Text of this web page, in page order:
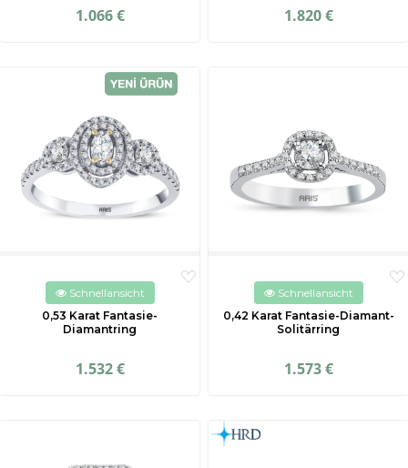
1.066 € 1.820 €
Schnellansicht
0,53 Karat Fantasie-
Diamantring
1.532 €
Schnellansicht
0,42 Karat Fantasie-Diamant-
Solitärring
1.573 €